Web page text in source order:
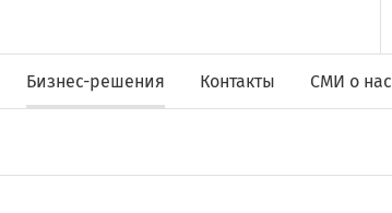
Бизнес-решения Контакты СМИ о нас